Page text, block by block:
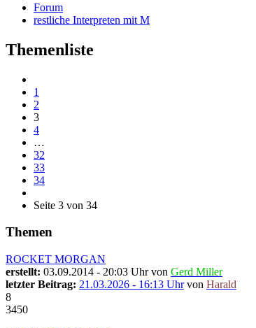
Forum
restliche Interpreten mit M
Themenliste
1
2
3
4
…
32
33
34
Seite 3 von 34
Themen
ROCKET MORGAN
erstellt: 03.09.2014 - 20:03 Uhr von Gerd Miller
letzter Beitrag: 21.03.2026 - 16:13 Uhrvon Harald
8
3450